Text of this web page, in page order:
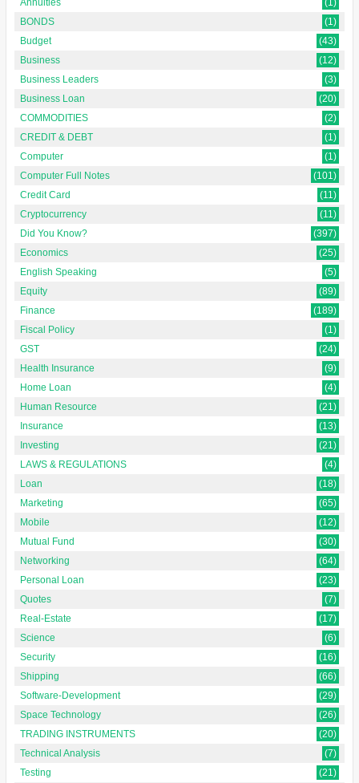
BONDS
(1)
Budget
(43)
Business
(12)
Business Leaders
(3)
Business Loan
(20)
COMMODITIES
(2)
CREDIT & DEBT
(1)
Computer
(1)
Computer Full Notes
(101)
Credit Card
(11)
Cryptocurrency
(11)
Did You Know?
(397)
Economics
(25)
English Speaking
(5)
Equity
(89)
Finance
(189)
Fiscal Policy
(1)
GST
(24)
Health Insurance
(9)
Home Loan
(4)
Human Resource
(21)
Insurance
(13)
Investing
(21)
LAWS & REGULATIONS
(4)
Loan
(18)
Marketing
(65)
Mobile
(12)
Mutual Fund
(30)
Networking
(64)
Personal Loan
(23)
Quotes
(7)
Real-Estate
(17)
Science
(6)
Security
(16)
Shipping
(66)
Software-Development
(29)
Space Technology
(26)
TRADING INSTRUMENTS
(20)
Technical Analysis
(7)
Testing
(21)